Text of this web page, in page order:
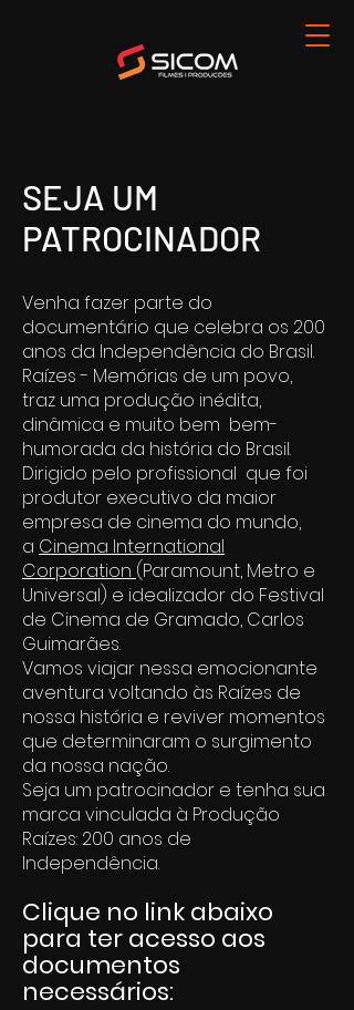
SEJA UM
PATROCINADOR
Venha fazer parte do
documentário que celebra os 200
anos da Independência do Brasil.
Raízes - Memórias de um povo,
traz uma produção inédita,
dinâmica e muito bem bem-
humorada da história do Brasil.
Dirigido pelo profissional que foi
produtor executivo da maior
empresa de cinema do mundo,
a Cinema International
Corporation (Paramount, Metro e
Universal) e idealizador do Festival
de Cinema de Gramado, Carlos
Guimarães.
Vamos viajar nessa emocionante
aventura voltando às Raízes de
nossa história e reviver momentos
que determinaram o surgimento
da nossa nação.
Seja um patrocinador e tenha sua
marca vinculada à Produção
Raízes: 200 anos de
Independência.
Clique no link abaixo
para ter acesso aos
documentos
necessários: